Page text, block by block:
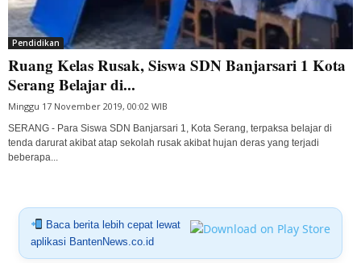
Pendidikan
Ruang Kelas Rusak, Siswa SDN Banjarsari 1 Kota
Serang Belajar di...
Minggu 17 November 2019, 00:02 WIB
SERANG - Para Siswa SDN Banjarsari 1, Kota Serang, terpaksa belajar di
tenda darurat akibat atap sekolah rusak akibat hujan deras yang terjadi
beberapa...
Baca berita lebih cepat lewat
aplikasi BantenNews.co.id